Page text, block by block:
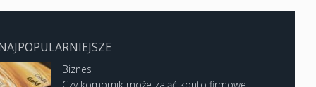
Biznes